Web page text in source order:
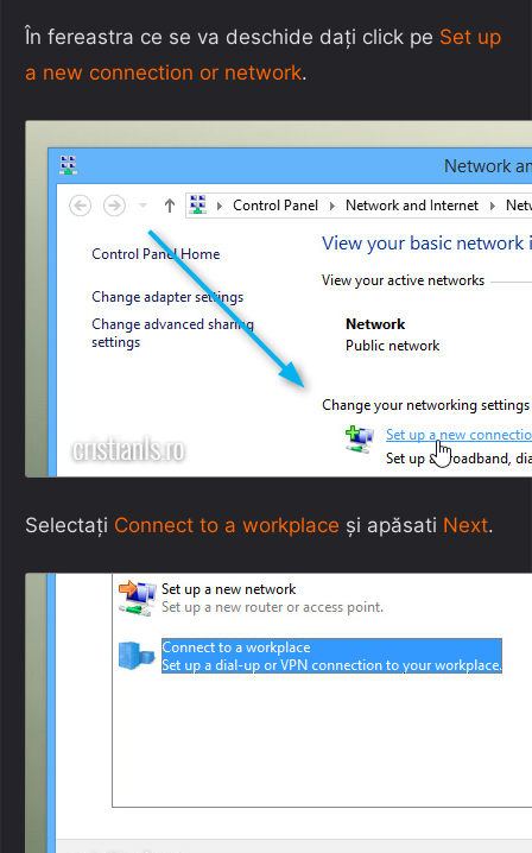
În fereastra ce se va deschide dați click pe Set up
a new connection or network.
Selectați Connect to a workplace și apăsati Next.